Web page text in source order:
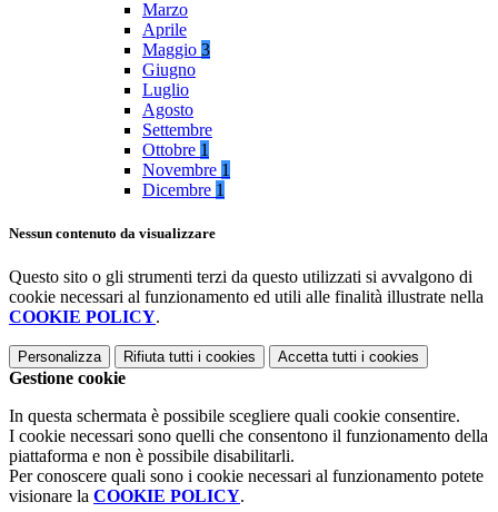
Marzo
Aprile
Maggio 3
Giugno
Luglio
Agosto
Settembre
Ottobre 1
Novembre 1
Dicembre 1
Nessun contenuto da visualizzare
Questo sito o gli strumenti terzi da questo utilizzati si avvalgono di
cookie necessari al funzionamento ed utili alle finalità illustrate nella
COOKIE POLICY.
Personalizza Rifiuta tutti i cookies Accetta tutti i cookies
Gestione cookie
In questa schermata è possibile scegliere quali cookie consentire.
I cookie necessari sono quelli che consentono il funzionamento della
piattaforma e non è possibile disabilitarli.
Per conoscere quali sono i cookie necessari al funzionamento potete
visionare la COOKIE POLICY.